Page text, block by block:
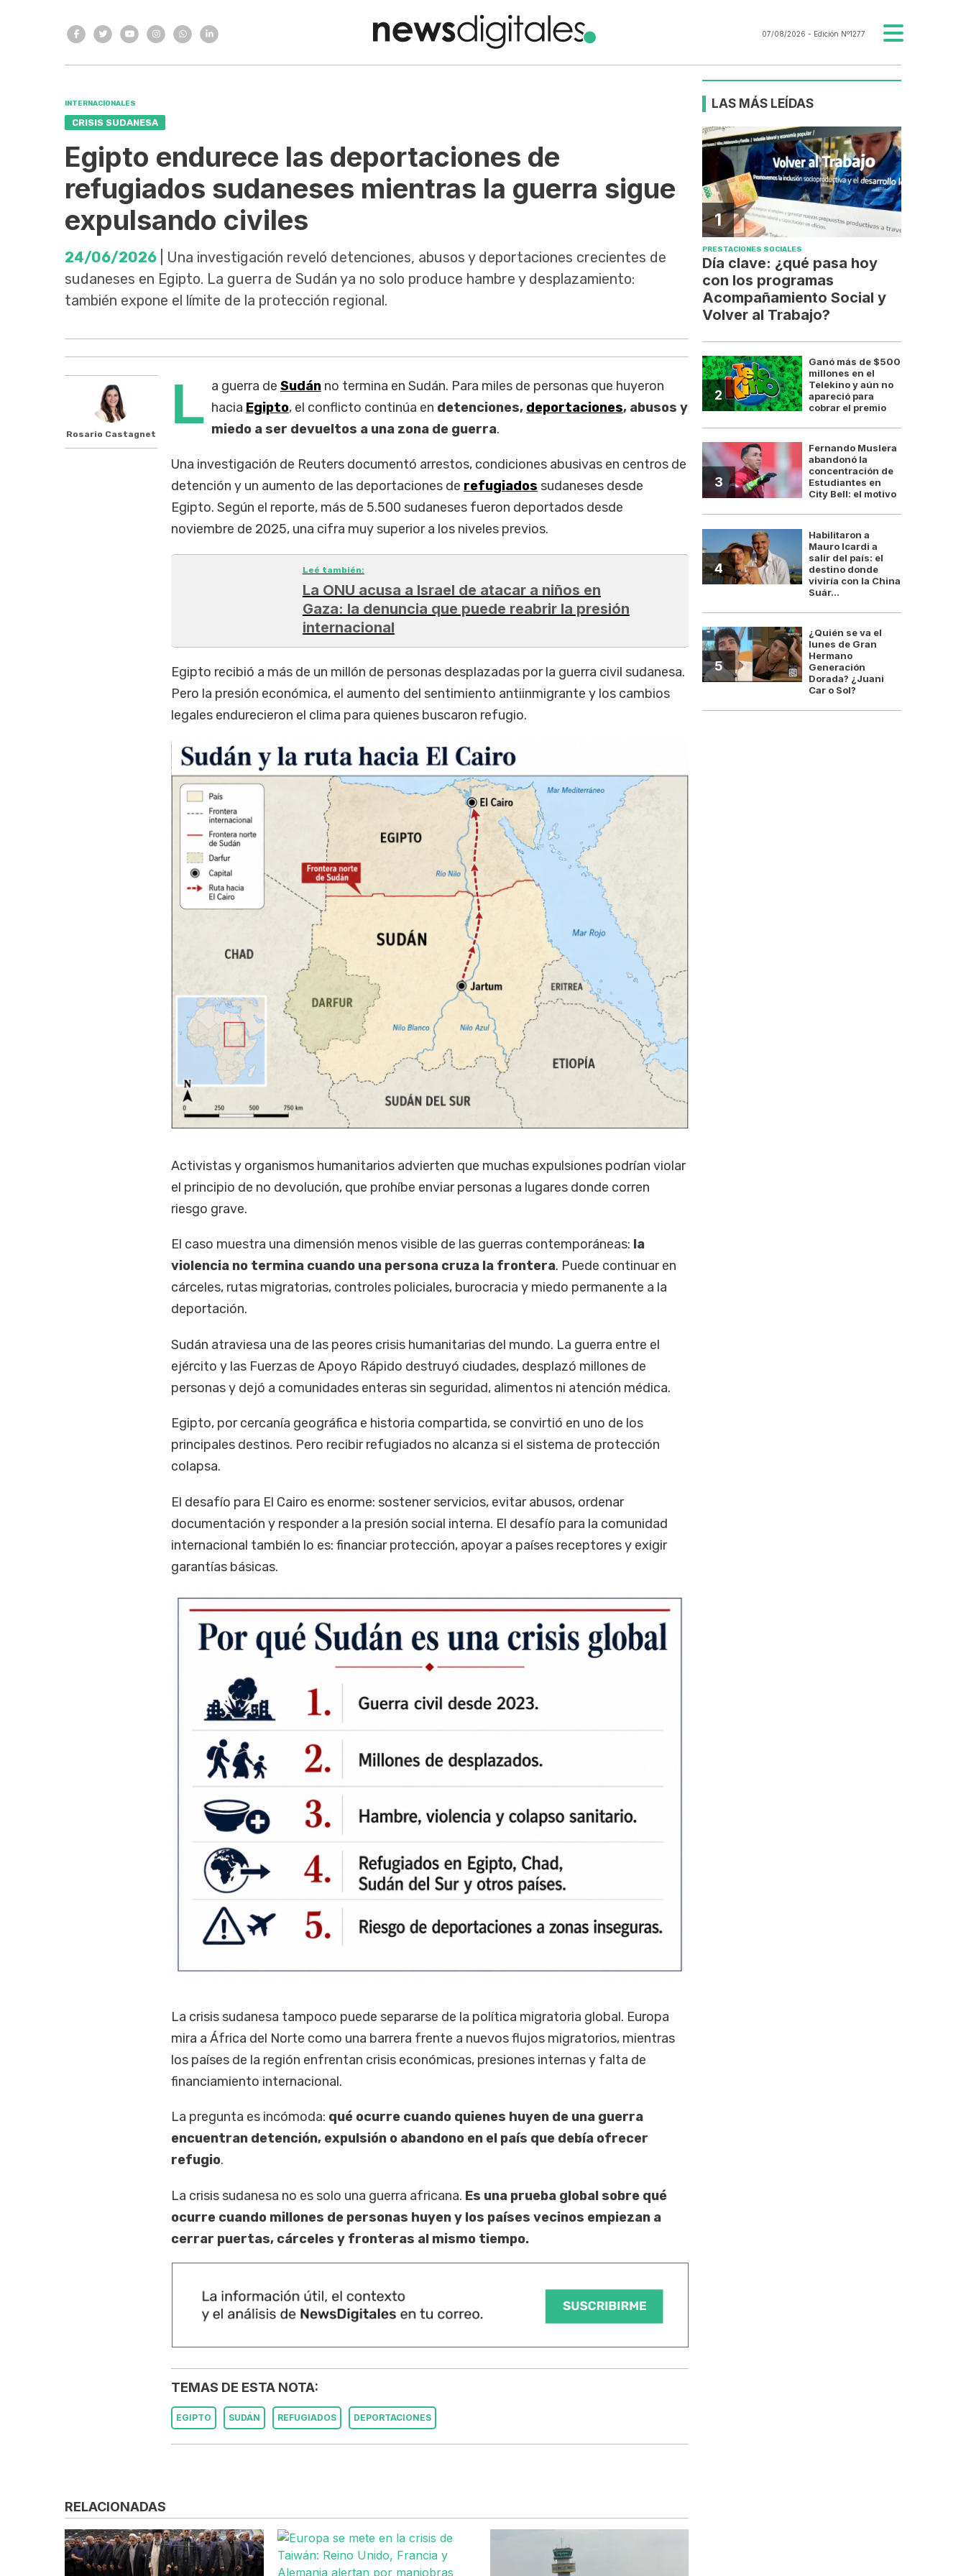
07/08/2026 - Edición Nº1277
INTERNACIONALES
CRISIS SUDANESA
Egipto endurece las deportaciones de
refugiados sudaneses mientras la guerra sigue
expulsando civiles
24/06/2026 | Una investigación reveló detenciones, abusos y deportaciones crecientes de
sudaneses en Egipto. La guerra de Sudán ya no solo produce hambre y desplazamiento:
también expone el límite de la protección regional.
Rosario Castagnet L a guerra de Sudánno termina en Sudán. Para miles de personas que huyeron
hacia Egipto, el conflicto continúa en detenciones, deportaciones, abusos y
miedo a ser devueltos a una zona de guerra.
Una investigación de Reuters documentó arrestos, condiciones abusivas en centros de
detención y un aumento de las deportaciones de refugiados sudaneses desde
Egipto. Según el reporte, más de 5.500 sudaneses fueron deportados desde
noviembre de 2025, una cifra muy superior a los niveles previos.
Leé también:
La ONU acusa a Israel de atacar a niños en
Gaza: la denuncia que puede reabrir la presión
internacional
Egipto recibió a más de un millón de personas desplazadas por la guerra civil sudanesa.
Pero la presión económica, el aumento del sentimiento antiinmigrante y los cambios
legales endurecieron el clima para quienes buscaron refugio.
Activistas y organismos humanitarios advierten que muchas expulsiones podrían violar
el principio de no devolución, que prohíbe enviar personas a lugares donde corren
riesgo grave.
El caso muestra una dimensión menos visible de las guerras contemporáneas: la
violencia no termina cuando una persona cruza la frontera. Puede continuar en
cárceles, rutas migratorias, controles policiales, burocracia y miedo permanente a la
deportación.
Sudán atraviesa una de las peores crisis humanitarias del mundo. La guerra entre el
ejército y las Fuerzas de Apoyo Rápido destruyó ciudades, desplazó millones de
personas y dejó a comunidades enteras sin seguridad, alimentos ni atención médica.
Egipto, por cercanía geográfica e historia compartida, se convirtió en uno de los
principales destinos. Pero recibir refugiados no alcanza si el sistema de protección
colapsa.
El desafío para El Cairo es enorme: sostener servicios, evitar abusos, ordenar
documentación y responder a la presión social interna. El desafío para la comunidad
internacional también lo es: financiar protección, apoyar a países receptores y exigir
garantías básicas.
La crisis sudanesa tampoco puede separarse de la política migratoria global. Europa
mira a África del Norte como una barrera frente a nuevos flujos migratorios, mientras
los países de la región enfrentan crisis económicas, presiones internas y falta de
financiamiento internacional.
La pregunta es incómoda: qué ocurre cuando quienes huyen de una guerra
encuentran detención, expulsión o abandono en el país que debía ofrecer
refugio.
La crisis sudanesa no es solo una guerra africana. Es una prueba global sobre qué
ocurre cuando millones de personas huyen y los países vecinos empiezan a
cerrar puertas, cárceles y fronteras al mismo tiempo.
TEMAS DE ESTA NOTA:
EGIPTO SUDÁN REFUGIADOS DEPORTACIONES
RELACIONADAS
LAS MÁS LEÍDAS
1
PRESTACIONES SOCIALES
Día clave: ¿qué pasa hoy
con los programas
Acompañamiento Social y
Volver al Trabajo?
2
Ganó más de $500
millones en el
Telekino y aún no
apareció para
cobrar el premio
3
Fernando Muslera
abandonó la
concentración de
Estudiantes en
City Bell: el motivo
4
Habilitaron a
Mauro Icardi a
salir del país: el
destino donde
viviría con la China
Suár...
5
¿Quién se va el
lunes de Gran
Hermano
Generación
Dorada? ¿Juani
Car o Sol?